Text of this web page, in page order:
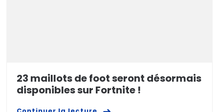
23 maillots de foot seront désormais
disponibles sur Fortnite !